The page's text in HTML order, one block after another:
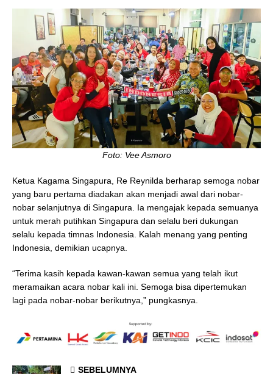
Foto: Vee Asmoro
Ketua Kagama Singapura, Re Reynilda berharap semoga nobar
yang baru pertama diadakan akan menjadi awal dari nobar-
nobar selanjutnya di Singapura. Ia mengajak kepada semuanya
untuk merah putihkan Singapura dan selalu beri dukungan
selalu kepada timnas Indonesia. Kalah menang yang penting
Indonesia, demikian ucapnya.
“Terima kasih kepada kawan-kawan semua yang telah ikut
meramaikan acara nobar kali ini. Semoga bisa dipertemukan
lagi pada nobar-nobar berikutnya,” pungkasnya.
SEBELUMNYA